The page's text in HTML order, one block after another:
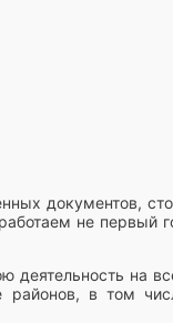
документов,
не первый
деятельность на
районов, в том